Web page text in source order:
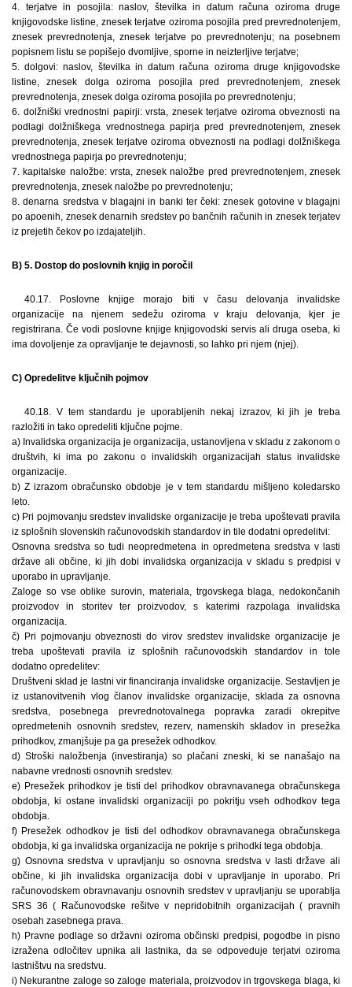
4. terjatve in posojila: naslov, številka in datum računa oziroma druge
knjigovodske listine, znesek terjatve oziroma posojila pred prevrednotenjem,
znesek prevrednotenja, znesek terjatve po prevrednotenju; na posebnem
popisnem listu se popišejo dvomljive, sporne in neizterljive terjatve;
5. dolgovi: naslov, številka in datum računa oziroma druge knjigovodske
listine, znesek dolga oziroma posojila pred prevrednotenjem, znesek
prevrednotenja, znesek dolga oziroma posojila po prevrednotenju;
6. dolžniški vrednostni papirji: vrsta, znesek terjatve oziroma obveznosti na
podlagi dolžniškega vrednostnega papirja pred prevrednotenjem, znesek
prevrednotenja, znesek terjatve oziroma obveznosti na podlagi dolžniškega
vrednostnega papirja po prevrednotenju;
7. kapitalske naložbe: vrsta, znesek naložbe pred prevrednotenjem, znesek
prevrednotenja, znesek naložbe po prevrednotenju;
8. denarna sredstva v blagajni in banki ter čeki: znesek gotovine v blagajni
po apoenih, znesek denarnih sredstev po bančnih računih in znesek terjatev
iz prejetih čekov po izdajateljih.
B) 5. Dostop do poslovnih knjig in poročil
40.17. Poslovne knjige morajo biti v času delovanja invalidske
organizacije na njenem sedežu oziroma v kraju delovanja, kjer je
registrirana. Če vodi poslovne knjige knjigovodski servis ali druga oseba, ki
ima dovoljenje za opravljanje te dejavnosti, so lahko pri njem (njej).
C) Opredelitve ključnih pojmov
40.18. V tem standardu je uporabljenih nekaj izrazov, ki jih je treba
razložiti in tako opredeliti ključne pojme.
a) Invalidska organizacija je organizacija, ustanovljena v skladu z zakonom o
društvih, ki ima po zakonu o invalidskih organizacijah status invalidske
organizacije.
b) Z izrazom obračunsko obdobje je v tem standardu mišljeno koledarsko
leto.
c) Pri pojmovanju sredstev invalidske organizacije je treba upoštevati pravila
iz splošnih slovenskih računovodskih standardov in tile dodatni opredelitvi:
Osnovna sredstva so tudi neopredmetena in opredmetena sredstva v lasti
države ali občine, ki jih dobi invalidska organizacija v skladu s predpisi v
uporabo in upravljanje.
Zaloge so vse oblike surovin, materiala, trgovskega blaga, nedokončanih
proizvodov in storitev ter proizvodov, s katerimi razpolaga invalidska
organizacija.
č) Pri pojmovanju obveznosti do virov sredstev invalidske organizacije je
treba upoštevati pravila iz splošnih računovodskih standardov in tole
dodatno opredelitev:
Društveni sklad je lastni vir financiranja invalidske organizacije. Sestavljen je
iz ustanovitvenih vlog članov invalidske organizacije, sklada za osnovna
sredstva, posebnega prevrednotovalnega popravka zaradi okrepitve
opredmetenih osnovnih sredstev, rezerv, namenskih skladov in presežka
prihodkov, zmanjšuje pa ga presežek odhodkov.
d) Stroški naložbenja (investiranja) so plačani zneski, ki se nanašajo na
nabavne vrednosti osnovnih sredstev.
e) Presežek prihodkov je tisti del prihodkov obravnavanega obračunskega
obdobja, ki ostane invalidski organizaciji po pokritju vseh odhodkov tega
obdobja.
f) Presežek odhodkov je tisti del odhodkov obravnavanega obračunskega
obdobja, ki ga invalidska organizacija ne pokrije s prihodki tega obdobja.
g) Osnovna sredstva v upravljanju so osnovna sredstva v lasti države ali
občine, ki jih invalidska organizacija dobi v upravljanje in uporabo. Pri
računovodskem obravnavanju osnovnih sredstev v upravljanju se uporablja
SRS 36 ( Računovodske rešitve v nepridobitnih organizacijah ( pravnih
osebah zasebnega prava.
h) Pravne podlage so državni oziroma občinski predpisi, pogodbe in pisno
izražena odločitev upnika ali lastnika, da se odpoveduje terjatvi oziroma
lastništvu na sredstvu.
i) Nekurantne zaloge so zaloge materiala, proizvodov in trgovskega blaga, ki